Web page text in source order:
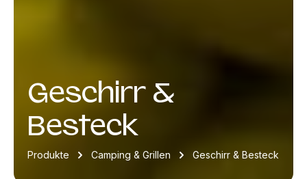
Geschirr &
Besteck
Produkte Camping & Grillen Geschirr & Besteck